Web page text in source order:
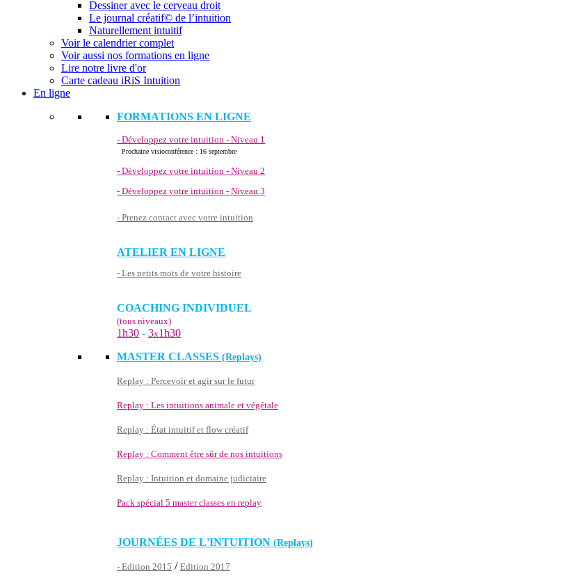
Dessiner avec le cerveau droit
Le journal créatif© de l’intuition
Naturellement intuitif
Voir le calendrier complet
Voir aussi nos formations en ligne
Lire notre livre d'or
Carte cadeau iRiS Intuition
En ligne
FORMATIONS EN LIGNE
- Développez votre intuition - Niveau 1
Prochaine visioconférence : 16 septembre
- Développez votre intuition - Niveau 2
- Développez votre intuition - Niveau 3
- Prenez contact avec votre intuition
ATELIER EN LIGNE
- Les petits mots de votre histoire
COACHING INDIVIDUEL
(tous niveaux)
1h30 - 3x1h30
MASTER CLASSES (Replays)
Replay : Percevoir et agir sur le futur
Replay : Les intuitions animale et végétale
Replay : État intuitif et flow créatif
Replay : Comment être sûr de nos intuitions
Replay : Intuition et domaine judiciaire
Pack spécial 5 master classes en replay
JOURNÉES DE L'INTUITION (Replays)
- Edition 2015 / Edition 2017